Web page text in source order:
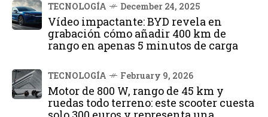
TECNOLOGÍA December 24, 2025
Vídeo impactante: BYD revela en
grabación cómo añadir 400 km de
rango en apenas 5 minutos de carga
TECNOLOGÍA February 9, 2026
Motor de 800 W, rango de 45 km y
ruedas todo terreno: este scooter cuesta